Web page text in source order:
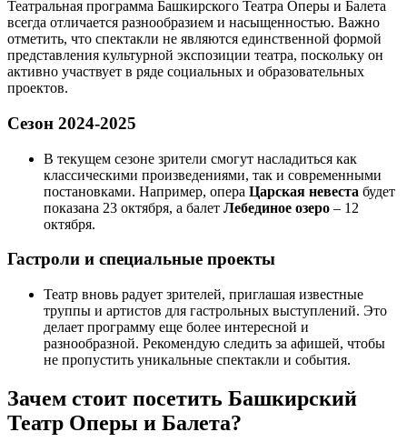
Театральная программа Башкирского Театра Оперы и Балета
всегда отличается разнообразием и насыщенностью. Важно
отметить, что спектакли не являются единственной формой
представления культурной экспозиции театра, поскольку он
активно участвует в ряде социальных и образовательных
проектов.
Сезон 2024-2025
В текущем сезоне зрители смогут насладиться как
классическими произведениями, так и современными
постановками. Например, опера Царская невеста будет
показана 23 октября, а балет Лебединое озеро – 12
октября.
Гастроли и специальные проекты
Театр вновь радует зрителей, приглашая известные
труппы и артистов для гастрольных выступлений. Это
делает программу еще более интересной и
разнообразной. Рекомендую следить за афишей, чтобы
не пропустить уникальные спектакли и события.
Зачем стоит посетить Башкирский
Театр Оперы и Балета?